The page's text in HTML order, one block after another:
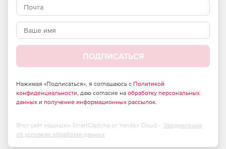
EcoSystem на местности. Объекты автоматически
опускаются на поверхность и выравниваются на ней.
Пользователь может передвигать, изменять размеры
и удалять элементы и их группы.
качающихся на ветру деревьев и растений –
отдельных объектов или целых лесов и лугов.
регулирует тени, связывает объекты со свойствами
материалов.
ПОДПИСАТЬСЯ
Нажимая «Подписаться», я соглашаюсь с Политикой
конфиденциальности, даю согласие на обработку персональных
данных и получение информационных рассылок.
Этот сайт защищен SmartCaptcha от Yandex Cloud - Уведомление
об условиях обработки данных